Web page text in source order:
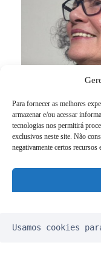
Para fornecer as melhores
armazenar e/ou acessar
tecnologias nos permitirá
exclusivos neste site. Não
negativamente certos recursos
Usamos cookies
Artigos Recentes
Reflexologia
Alimentos